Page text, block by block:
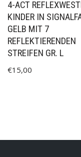
4-ACT
KINDER IN
GELB MIT 7
REFLEKTIERENDEN
STREIFEN GR. L
€15,00